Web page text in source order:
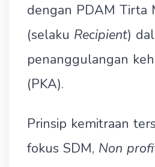
dengan PDAM Tirta
(selaku Recipient)
penanggulangan
(PKA).
Prinsip kemitraan
fokus SDM, Non